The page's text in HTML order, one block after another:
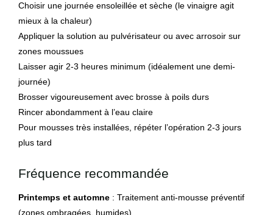
Choisir une journée ensoleillée et sèche (le vinaigre agit
mieux à la chaleur)
Appliquer la solution au pulvérisateur ou avec arrosoir sur
zones moussues
Laisser agir 2-3 heures minimum (idéalement une demi-
journée)
Brosser vigoureusement avec brosse à poils durs
Rincer abondamment à l’eau claire
Pour mousses très installées, répéter l’opération 2-3 jours
plus tard
Fréquence recommandée
Printemps et automne : Traitement anti-mousse préventif
(zones ombragées, humides)